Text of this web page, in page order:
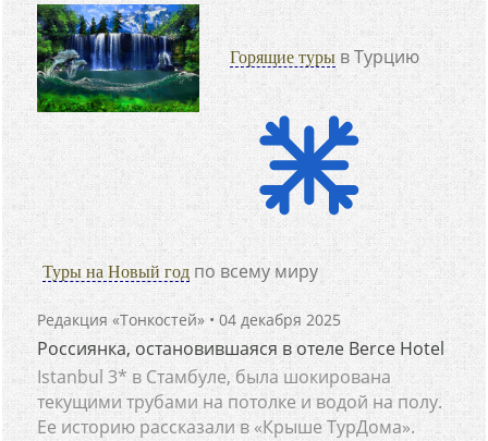
Горящие туры в Турцию
Туры на Новый год по всему миру
Редакция «Тонкостей» • 04 декабря 2025
Россиянка, остановившаяся в отеле Berce Hotel
Istanbul 3* в Стамбуле, была шокирована
текущими трубами на потолке и водой на полу.
Ее историю рассказали в «Крыше ТурДома».